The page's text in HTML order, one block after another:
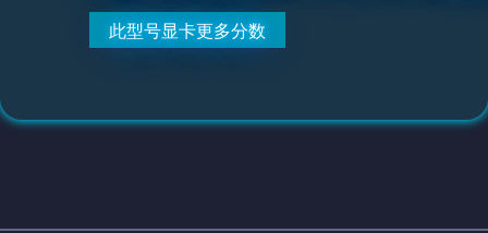
此型号显卡更多分数